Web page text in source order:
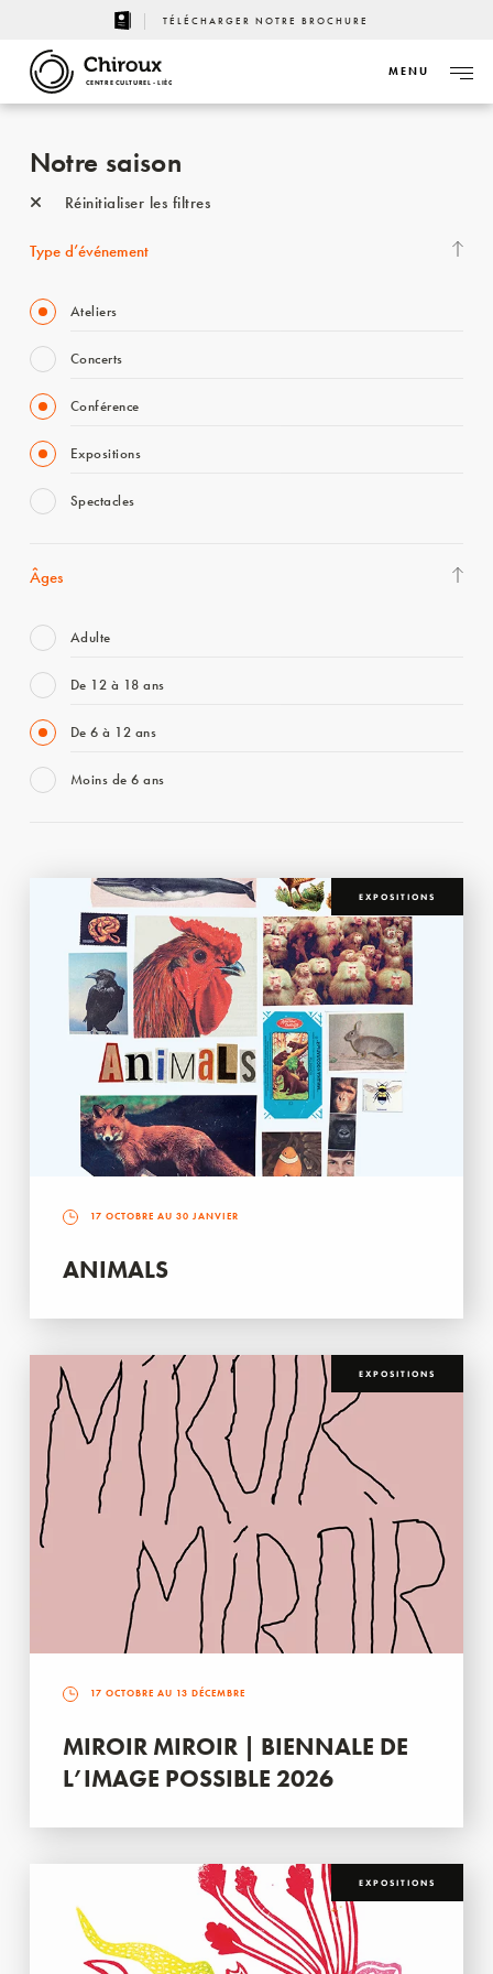
TÉLÉCHARGER NOTRE BROCHURE
CENTRE CULTUREL - LIÈGE
MENU
Notre saison
Réinitialiser les filtres
Type d’événement
Ateliers
Concerts
Conférence
Expositions
Spectacles
Âges
Adulte
De 12 à 18 ans
De 6 à 12 ans
Moins de 6 ans
EXPOSITIONS
17 OCTOBRE AU 30 JANVIER
ANIMALS
EXPOSITIONS
17 OCTOBRE AU 13 DÉCEMBRE
MIROIR MIROIR | BIENNALE DE
L’IMAGE POSSIBLE 2026
EXPOSITIONS